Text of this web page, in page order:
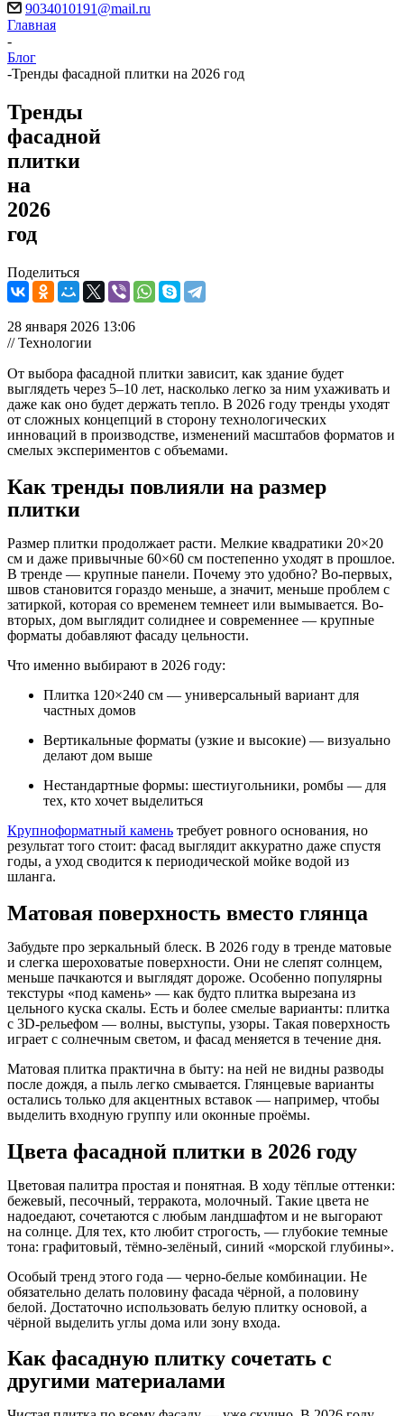
9034010191@mail.ru
Главная
-
Блог
-Тренды фасадной плитки на 2026 год
Тренды
фасадной
плитки
на
2026
год
Поделиться
28 января 2026 13:06
// Технологии
От выбора фасадной плитки зависит, как здание будет
выглядеть через 5–10 лет, насколько легко за ним ухаживать и
даже как оно будет держать тепло. В 2026 году тренды уходят
от сложных концепций в сторону технологических
инноваций в производстве, изменений масштабов форматов и
смелых экспериментов с объемами.
Как тренды повлияли на размер
плитки
Размер плитки продолжает расти. Мелкие квадратики 20×20
см и даже привычные 60×60 см постепенно уходят в прошлое.
В тренде — крупные панели. Почему это удобно? Во-первых,
швов становится гораздо меньше, а значит, меньше проблем с
затиркой, которая со временем темнеет или вымывается. Во-
вторых, дом выглядит солиднее и современнее — крупные
форматы добавляют фасаду цельности.
Что именно выбирают в 2026 году:
Плитка 120×240 см — универсальный вариант для
частных домов
Вертикальные форматы (узкие и высокие) — визуально
делают дом выше
Нестандартные формы: шестиугольники, ромбы — для
тех, кто хочет выделиться
Крупноформатный камень требует ровного основания, но
результат того стоит: фасад выглядит аккуратно даже спустя
годы, а уход сводится к периодической мойке водой из
шланга.
Матовая поверхность вместо глянца
Забудьте про зеркальный блеск. В 2026 году в тренде матовые
и слегка шероховатые поверхности. Они не слепят солнцем,
меньше пачкаются и выглядят дороже. Особенно популярны
текстуры «под камень» — как будто плитка вырезана из
цельного куска скалы. Есть и более смелые варианты: плитка
с 3D-рельефом — волны, выступы, узоры. Такая поверхность
играет с солнечным светом, и фасад меняется в течение дня.
Матовая плитка практична в быту: на ней не видны разводы
после дождя, а пыль легко смывается. Глянцевые варианты
остались только для акцентных вставок — например, чтобы
выделить входную группу или оконные проёмы.
Цвета фасадной плитки в 2026 году
Цветовая палитра простая и понятная. В ходу тёплые оттенки:
бежевый, песочный, терракота, молочный. Такие цвета не
надоедают, сочетаются с любым ландшафтом и не выгорают
на солнце. Для тех, кто любит строгость, — глубокие темные
тона: графитовый, тёмно-зелёный, синий «морской глубины».
Особый тренд этого года — черно-белые комбинации. Не
обязательно делать половину фасада чёрной, а половину
белой. Достаточно использовать белую плитку основой, а
чёрной выделить углы дома или зону входа.
Как фасадную плитку сочетать с
другими материалами